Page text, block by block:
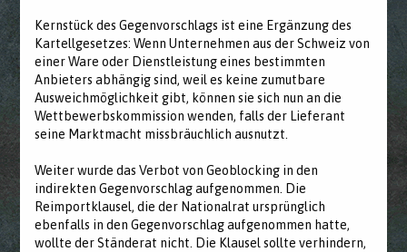
Kernstück des Gegenvorschlags ist eine Ergänzung des
Kartellgesetzes: Wenn Unternehmen aus der Schweiz von
einer Ware oder Dienstleistung eines bestimmten
Anbieters abhängig sind, weil es keine zumutbare
Ausweichmöglichkeit gibt, können sie sich nun an die
Wettbewerbskommission wenden, falls der Lieferant
seine Marktmacht missbräuchlich ausnutzt.
Weiter wurde das Verbot von Geoblocking in den
indirekten Gegenvorschlag aufgenommen. Die
Reimportklausel, die der Nationalrat ursprünglich
ebenfalls in den Gegenvorschlag aufgenommen hatte,
wollte der Ständerat nicht. Die Klausel sollte verhindern,